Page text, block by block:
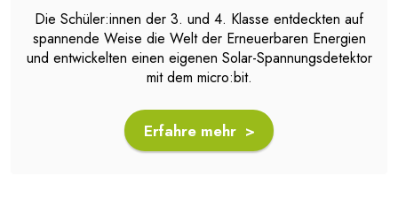
Die Schüler:innen der 3. und 4. Klasse entdeckten auf
spannende Weise die Welt der Erneuerbaren Energien
und entwickelten einen eigenen Solar-Spannungsdetektor
mit dem micro:bit.
Erfahre mehr >